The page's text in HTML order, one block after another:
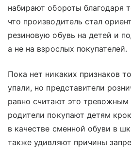
набирают обороты благодаря
что производитель стал
резиновую обувь на детей и
а не на взрослых покупателей.
Пока нет никаких признаков
упали, но представители
равно считают это тревожным
родители покупают детям
в качестве сменной обуви в
также удивляют причины